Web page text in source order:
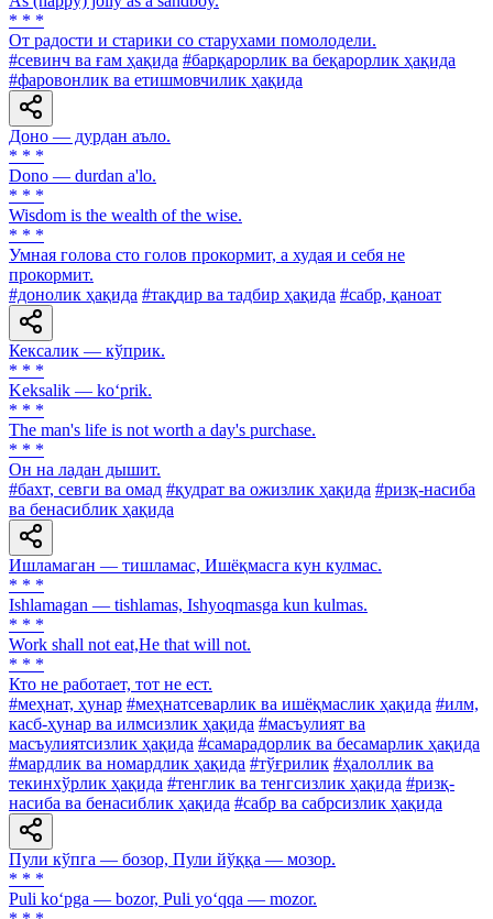
* * *
От радости и старики со старухами помолодели.
#севинч ва ғам ҳақида #барқарорлик ва беқарорлик ҳақида
#фаровонлик ва етишмовчилик ҳақида
Доно — дурдан аъло.
* * *
Dono — durdan a'lo.
* * *
Wisdom is the wealth of the wise.
* * *
Умная голова сто голов прокормит, а худая и себя не
прокормит.
#донолик ҳақида #тақдир ва тадбир ҳақида #сабр, қаноат
Кексалик — кўприк.
* * *
Keksalik — ko‘prik.
* * *
The man's life is not worth a day's purchase.
* * *
Он на ладан дышит.
#бахт, севги ва омад #қудрат ва ожизлик ҳақида #ризқ-насиба
ва бенасиблик ҳақида
Ишламаган — тишламас, Ишёқмасга кун кулмас.
* * *
Ishlamagan — tishlamas, Ishyoqmasga kun kulmas.
* * *
Work shall not eat,He that will not.
* * *
Кто не работает, тот не ест.
#меҳнат, ҳунар #меҳнатсеварлик ва ишёқмаслик ҳақида #илм,
касб-ҳунар ва илмсизлик ҳақида #масъулият ва
масъулиятсизлик ҳақида #самарадорлик ва бесамарлик ҳақида
#мардлик ва номардлик ҳақида #тўғрилик #ҳалоллик ва
текинхўрлик ҳақида #тенглик ва тенгсизлик ҳақида #ризқ-
насиба ва бенасиблик ҳақида #сабр ва сабрсизлик ҳақида
Пули кўпга — бозор, Пули йўққа — мозор.
* * *
Puli ko‘pga — bozor, Puli yo‘qqa — mozor.